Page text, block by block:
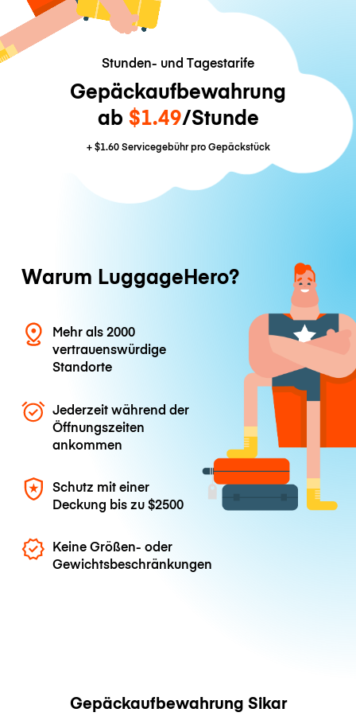
Stunden- und Tagestarife
Gepäckaufbewahrung
ab $1.49/Stunde
+$1.60Servicegebühr pro Gepäckstück
Warum LuggageHero?
Mehr als 2000
vertrauenswürdige
Standorte
Jederzeit während der
Öffnungszeiten
ankommen
Schutz mit einer
Deckung bis zu$2500
Keine Größen- oder
Gewichtsbeschränkungen
Gepäckaufbewahrung Sikar